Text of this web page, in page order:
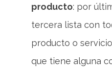
producto: por
tercera lista con
producto o
que tiene alguna